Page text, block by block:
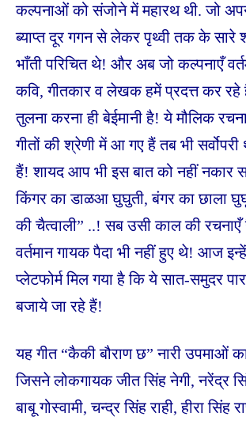
कल्पनाओं को संजोने में महारथ थी. जो
ब्याप्त दूर गगन से लेकर पृथ्वी तक के सारे
भाँती परिचित थे! और अब जो कल्पनाएँ
कवि, गीतकार व लेखक हमें प्रदत्त कर
तुलना करना ही बेईमानी है! ये मौलिक
गीतों की श्रेणी में आ गए हैं तब भी
हैं! शायद आप भी इस बात को नहीं नकार
किंगर का डाळआ घुघुती, बंगर का छाला
की चैत्वाली” ..! सब उसी काल की
वर्तमान गायक पैदा भी नहीं हुए थे! आज
प्लेटफोर्म मिल गया है कि ये सात-समुदर
बजाये जा रहे हैं!
यह गीत “कैकी बौराण छ” नारी उपमाओं
जिसने लोकगायक जीत सिंह नेगी, नरेंद्र
बाबू गोस्वामी, चन्द्र सिंह राही, हीरा सिंह